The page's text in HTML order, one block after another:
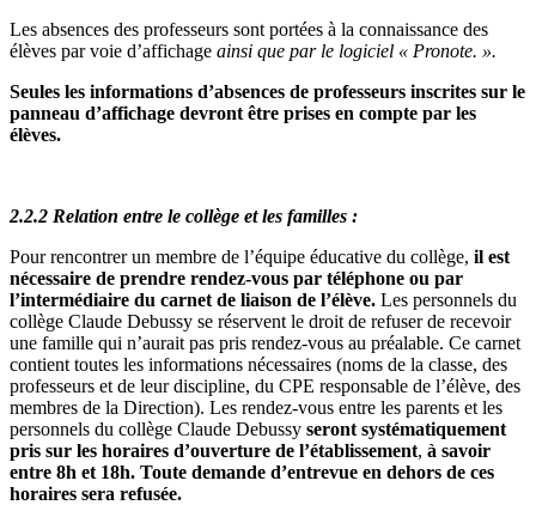
Les absences des professeurs sont portées à la connaissance des
élèves par voie d’affichage ainsi que par le logiciel « Pronote. ».
Seules les informations d’absences de professeurs inscrites sur le
panneau d’affichage devront être prises en compte par les
élèves.
2.2.2 Relation entre le collège et les familles :
Pour rencontrer un membre de l’équipe éducative du collège, il est
nécessaire de prendre rendez-vous par téléphone ou par
l’intermédiaire du carnet de liaison de l’élève. Les personnels du
collège Claude Debussy se réservent le droit de refuser de recevoir
une famille qui n’aurait pas pris rendez-vous au préalable. Ce carnet
contient toutes les informations nécessaires (noms de la classe, des
professeurs et de leur discipline, du CPE responsable de l’élève, des
membres de la Direction). Les rendez-vous entre les parents et les
personnels du collège Claude Debussy seront systématiquement
pris sur les horaires d’ouverture de l’établissement, à savoir
entre 8h et 18h. Toute demande d’entrevue en dehors de ces
horaires sera refusée.